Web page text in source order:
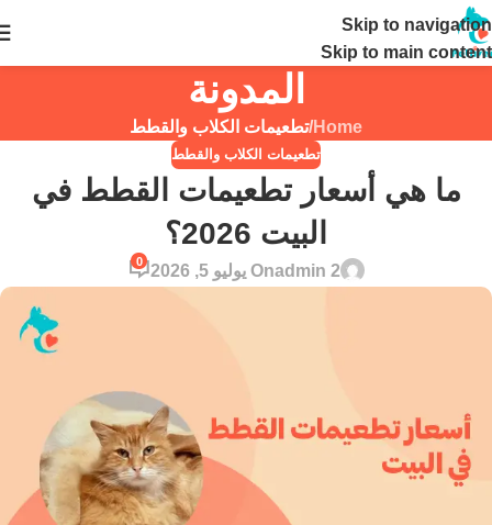
Skip to navigation
Skip to main content
المدونة
Home
/تطعيمات الكلاب والقطط
تطعيمات الكلاب والقطط
ما هي أسعار تطعيمات القطط في
البيت 2026؟
admin 2On يوليو 5, 2026
0